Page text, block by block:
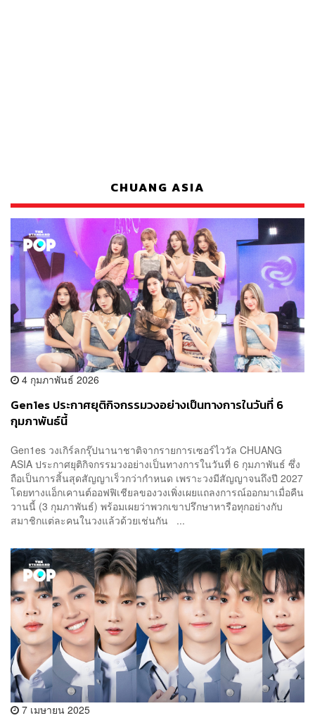
CHUANG ASIA
4 กุมภาพันธ์ 2026
Gen1es ประกาศยุติกิจกรรมวงอย่างเป็นทางการในวันที่ 6
กุมภาพันธ์นี้
Gen1es วงเกิร์ลกรุ๊ปนานาชาติจากรายการเซอร์ไววัล CHUANG
ASIA ประกาศยุติกิจกรรมวงอย่างเป็นทางการในวันที่ 6 กุมภาพันธ์ ซึ่ง
ถือเป็นการสิ้นสุดสัญญาเร็วกว่ากำหนด เพราะวงมีสัญญาจนถึงปี 2027
โดยทางแอ็กเคานต์ออฟฟิเชียลของวงเพิ่งเผยแถลงการณ์ออกมาเมื่อคืน
วานนี้ (3 กุมภาพันธ์) พร้อมเผยว่าพวกเขาปรึกษาหารือทุกอย่างกับ
สมาชิกแต่ละคนในวงแล้วด้วยเช่นกัน ...
7 เมษายน 2025